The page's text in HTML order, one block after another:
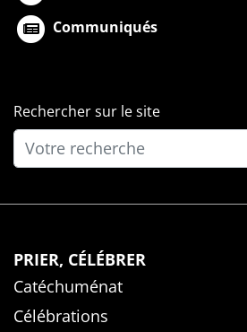
Communiqués
Rechercher sur le site
PRIER, CÉLÉBRER
Catéchuménat
Célébrations